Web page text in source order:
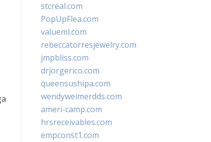
stcreal.com
PopUpFlea.com
valueml.com
rebeccatorresjewelry.com
jmpbliss.com
drjorgerico.com
queensushipa.com
wendyweimerdds.com
ameri-camp.com
hrsreceivables.com
empconst1.com